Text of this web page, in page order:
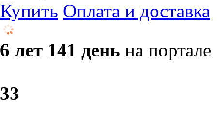
Купить Оплата и доставка
6 лет 141 день на портале
33